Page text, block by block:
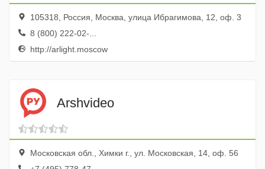
105318, Россия, Москва, улица Ибрагимова, 12, оф. 3
8 (800) 222-02-...
http://arlight.moscow
Arshvideo
Московская обл., Химки г., ул. Московская, 14, оф. 56